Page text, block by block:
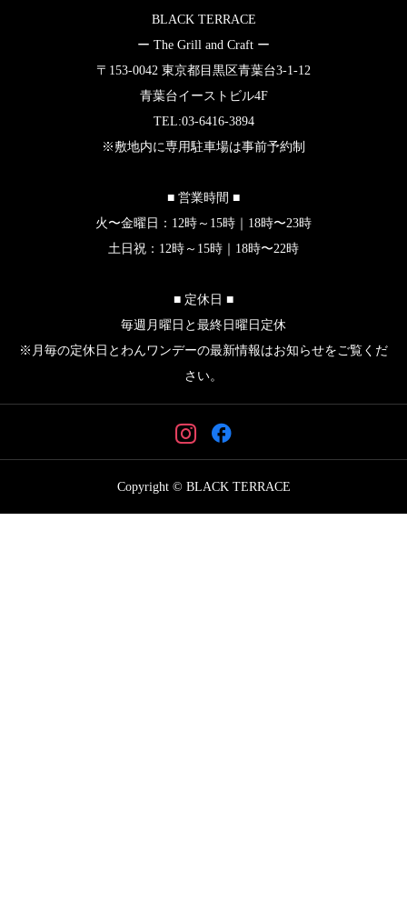
BLACK TERRACE
ー The Grill and Craft ー
〒153-0042 東京都目黒区青葉台3-1-12
青葉台イーストビル4F
TEL:03-6416-3894
※敷地内に専用駐車場は事前予約制
■ 営業時間 ■
火〜金曜日：12時～15時｜18時〜23時
土日祝：12時～15時｜18時〜22時
■ 定休日 ■
毎週月曜日と最終日曜日定休
※月毎の定休日とわんワンデーの最新情報はお知らせをご覧くだ
さい。
Copyright © BLACK TERRACE